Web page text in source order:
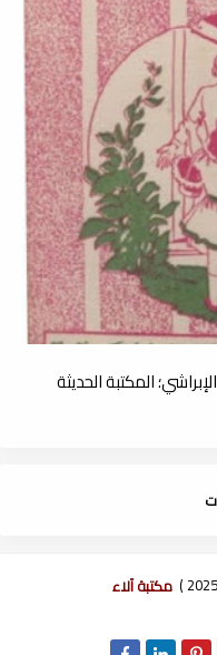
المكتبة الحديثة
مكتبة آلاء